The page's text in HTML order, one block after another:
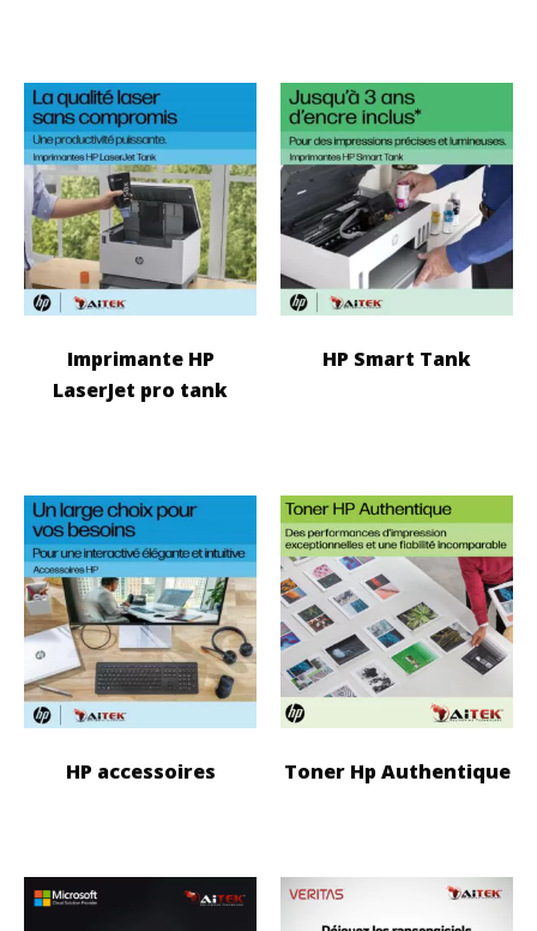
Imprimante HP
LaserJet pro tank
HP Smart Tank
HP accessoires Toner Hp Authentique